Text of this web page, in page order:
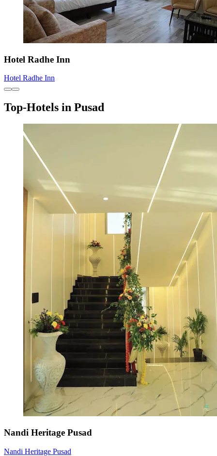
Hotel Radhe Inn
Hotel Radhe Inn
Top-Hotels in Pusad
Nandi Heritage Pusad
Nandi Heritage Pusad